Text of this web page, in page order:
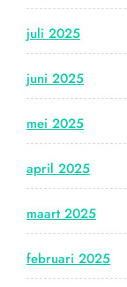
juli 2025
juni 2025
mei 2025
april 2025
maart 2025
februari 2025